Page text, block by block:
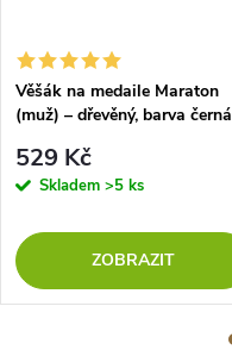
Věšák na medaile Maraton
(muž) – dřevěný, barva černá
529 Kč
Skladem >5 ks
ZOBRAZIT